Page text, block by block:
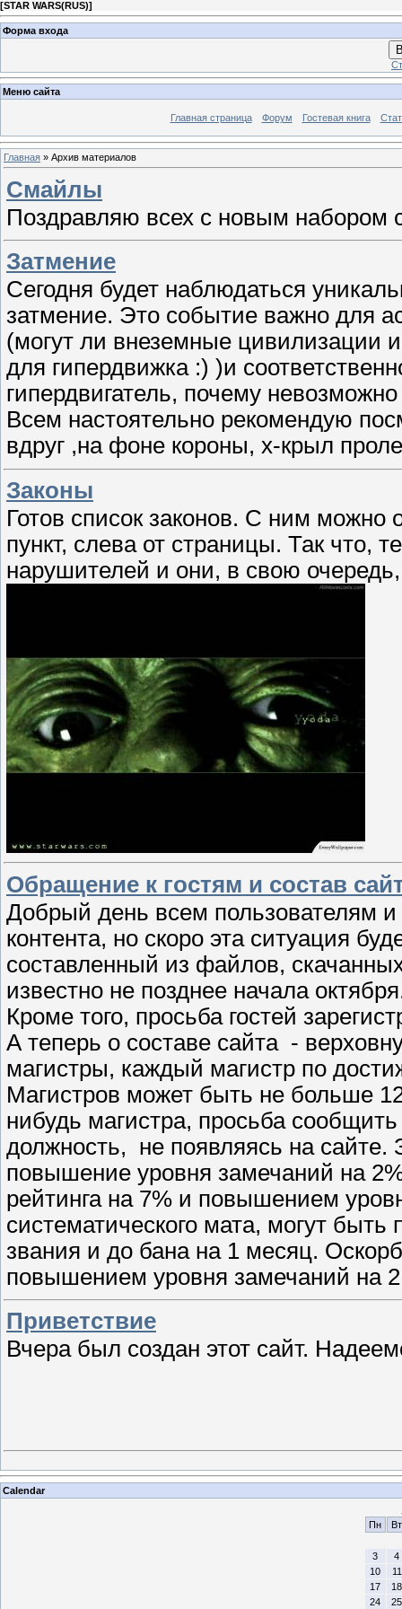
[STAR WARS(RUS)]
Форма входа
Меню сайта
Главная страница Форум Гостевая книга
Главная » Архив материалов
Смайлы
Поздравляю всех с новым набором
Затмение
Сегодня будет наблюдаться
затмение. Это событие важно для
(могут ли внеземные цивилизации
для гипердвижка :) )и
гипердвигатель, почему
Всем настоятельно рекомендую
вдруг ,на фоне короны, х-крыл
Законы
Готов список законов. С ним можно
пункт, слева от страницы. Так что,
нарушителей и они, в свою
Обращение к гостям и состав
Добрый день всем пользователям
контента, но скоро эта ситуация
составленный из файлов,
известно не позднее начала
Кроме того, просьба гостей
А теперь о составе сайта -
магистры, каждый магистр по
Магистров может быть не больше
нибудь магистра, просьба
должность, не появляясь на сайте.
повышение уровня замечаний на
рейтинга на 7% и повышением
систематического мата, могут
звания и до бана на 1 месяц.
повышением уровня замечаний на
Приветствие
Вчера был создан этот сайт.
Calendar
Пн
Вт
3
4
10
11
17
18
24
25